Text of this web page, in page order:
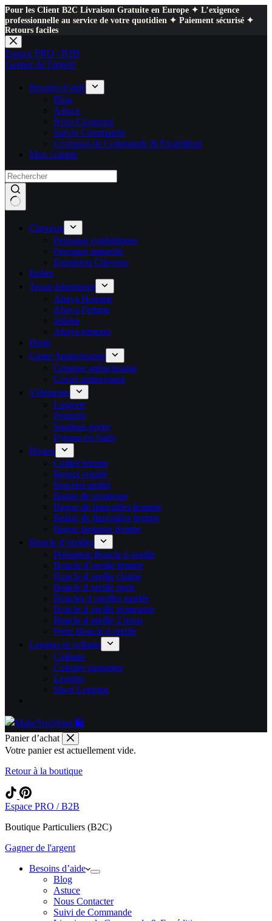
Pour les Client B2C Livraison Gratuite en Europe ✦ L’exigence
professionnelle au service de votre quotidien ✦ Paiement sécurisé ✦
Retours faciles
Passer
au
contenu
Espace PRO / B2B
Gagner de l'argent
Besoins d’aide
Blog
Astuce
Nous Contacter
Suivre Commande
Livraison de Commande & Expédition
Mon compte
Cheveux
Perruque synthétiques
Perruque naturelle
Extension Cheveux
Robes
Tenue islamiques
Abaya Homme
Abaya Femme
Jellaba
Abaya kimono
Hijab
Gaine Amincissante
Ceinture amincissante
Corset amincissant
Vêtements
Lingerie
Peignoir
Soutiens gorge
Pyjama en Satin
Bijoux
Collier femme
Bijoux couple
Bracelet amitié
Bague de promesse
Bague de fiançailles homme
Bague de fiançailles femme
Bague fantaisie femme
Boucle d’oreilles
Présentoir Boucle d oreille
Boucle d’oreille femme
Boucle d oreille chaine
Boucle d oreille perle
Boucles d oreilles mariée
Boucle d oreille grimpante
Boucle d oreille 2 trous
Porte Boucle d oreille
Leggins et collants
Collants
Culottes gainantes
Leggins
Short Legging
Panier d’achat
Votre panier est actuellement vide.
Retour à la boutique
Espace PRO / B2B
Boutique Particuliers (B2C)
Gagner de l'argent
Besoins d’aide
Blog
Astuce
Nous Contacter
Suivi de Commande